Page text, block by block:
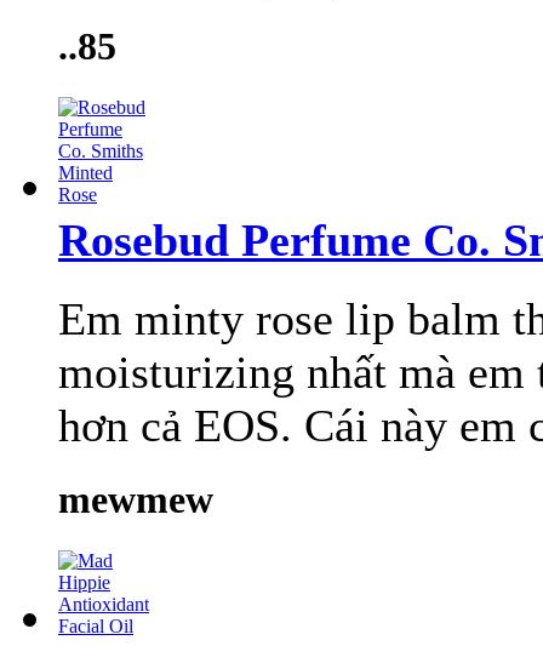
..85
Rosebud Perfume Co.
Em minty rose lip balm
moisturizing nhất mà
hơn cả EOS. Cái này
mewmew